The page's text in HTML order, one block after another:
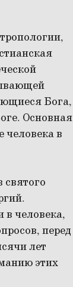
Бога,
Основная
человека в
святого
в человека,
перед
лет
этих